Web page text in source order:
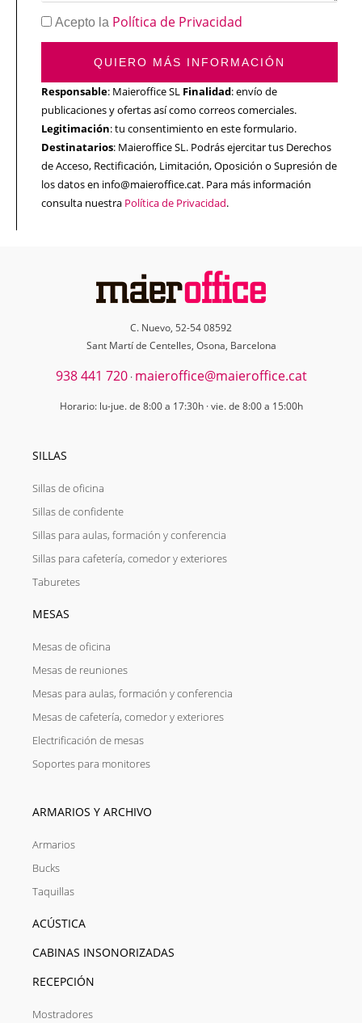
Acepto la Política de Privacidad
QUIERO MÁS INFORMACIÓN
Responsable: Maieroffice SL Finalidad: envío de
publicaciones y ofertas así como correos comerciales.
Legitimación: tu consentimiento en este formulario.
Destinatarios: Maieroffice SL. Podrás ejercitar tus Derechos
de Acceso, Rectificación, Limitación, Oposición o Supresión de
los datos en info@maieroffice.cat. Para más información
consulta nuestra Política de Privacidad.
C. Nuevo, 52-54 08592
Sant Martí de Centelles, Osona, Barcelona
938 441 720· maieroffice@maieroffice.cat
Horario: lu-jue. de 8:00 a 17:30h · vie. de 8:00 a 15:00h
SILLAS
Sillas de oficina
Sillas de confidente
Sillas para aulas, formación y conferencia
Sillas para cafetería, comedor y exteriores
Taburetes
MESAS
Mesas de oficina
Mesas de reuniones
Mesas para aulas, formación y conferencia
Mesas de cafetería, comedor y exteriores
Electrificación de mesas
Soportes para monitores
ARMARIOS Y ARCHIVO
Armarios
Bucks
Taquillas
ACÚSTICA
CABINAS INSONORIZADAS
RECEPCIÓN
Mostradores